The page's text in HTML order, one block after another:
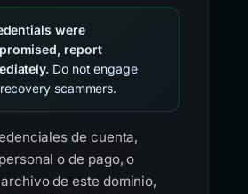
were
report
Do not engage
scammers.
de cuenta,
o de pago, o
de este dominio,